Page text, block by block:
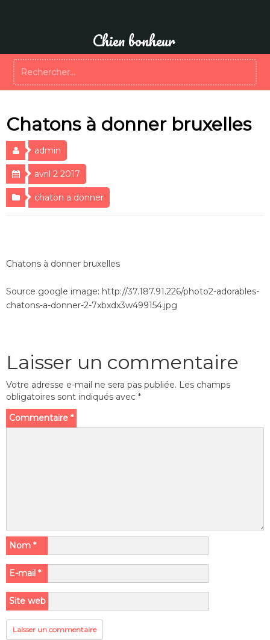
Chien bonheur
Chatons à donner bruxelles
admin
avril 2 2017
chaton a donner
Chatons à donner bruxelles
Source google image: http://37.187.91.226/photo2-adorables-
chatons-a-donner-2-7xbxdx3w499154.jpg
Laisser un commentaire
Votre adresse e-mail ne sera pas publiée. Les champs
obligatoires sont indiqués avec *
Commentaire *
Nom *
E-mail *
Site web
Rechercher :